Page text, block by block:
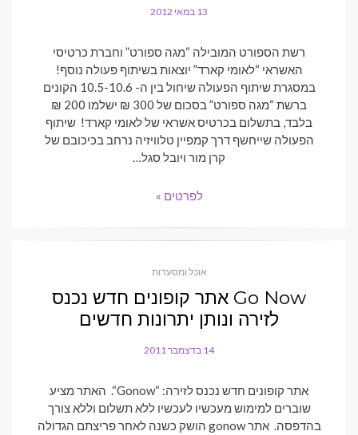
POSTED
13 במאי 2012
רשת הספורט המובילה “מגה ספורט” וחברת כרטיסי
האשראי “לאומי קארד” יוצאות בשיתוף פעולה נוסף!
במסגרת שיתוף הפעולה שיחול בין ה- 10.5-10.6 הקונים
ברשת “מגה ספורט” בסכום של 300 ₪ ישלמו 200 ₪
בלבד, בתשלום בכרטיס אשראי של לאומי קארד! שיתוף
הפעולה שייחשף דרך קמפיין טלוויזיה נרחב בכיכובם של
קרן מור ויובל סגל…
לפרטים »
אוכל ומסעדות
Go Now אתר קופונים חדש נכנס
לזירה ונותן יתרונות חדשים
POSTED
14 בדצמבר 2011
אתר קופונים חדש נכנס לזירה: “Gonow“. האתר מציע
שוברים למימוש מעכשיו לעכשיו ללא תשלום וללא צורך
בהדפסה. אתר gonow הושק כשנה לאחר פריצתם הגדולה